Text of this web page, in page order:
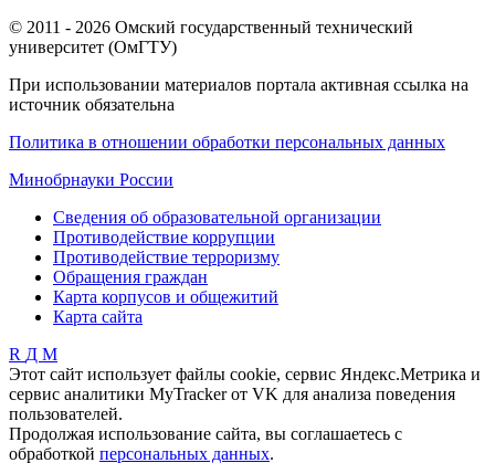
© 2011 - 2026 Омский государственный технический
университет (ОмГТУ)
При использовании материалов портала активная ссылка на
источник обязательна
Политика в отношении обработки персональных данных
Минобрнауки России
Сведения об образовательной организации
Противодействие коррупции
Противодействие терроризму
Обращения граждан
Карта корпусов и общежитий
Карта сайта
R Д М
Этот сайт использует файлы cookie, сервис Яндекс.Метрика и
сервис аналитики MyTracker от VK для анализа поведения
пользователей.
Продолжая использование сайта, вы соглашаетесь с
обработкой персональных данных.